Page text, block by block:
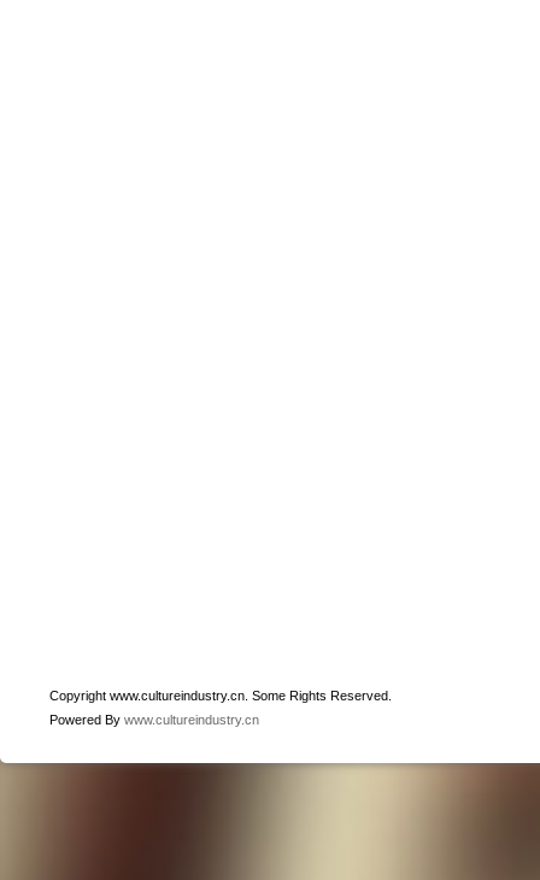
Copyright www.cultureindustry.cn. Some Rights Reserved.
Powered By www.cultureindustry.cn